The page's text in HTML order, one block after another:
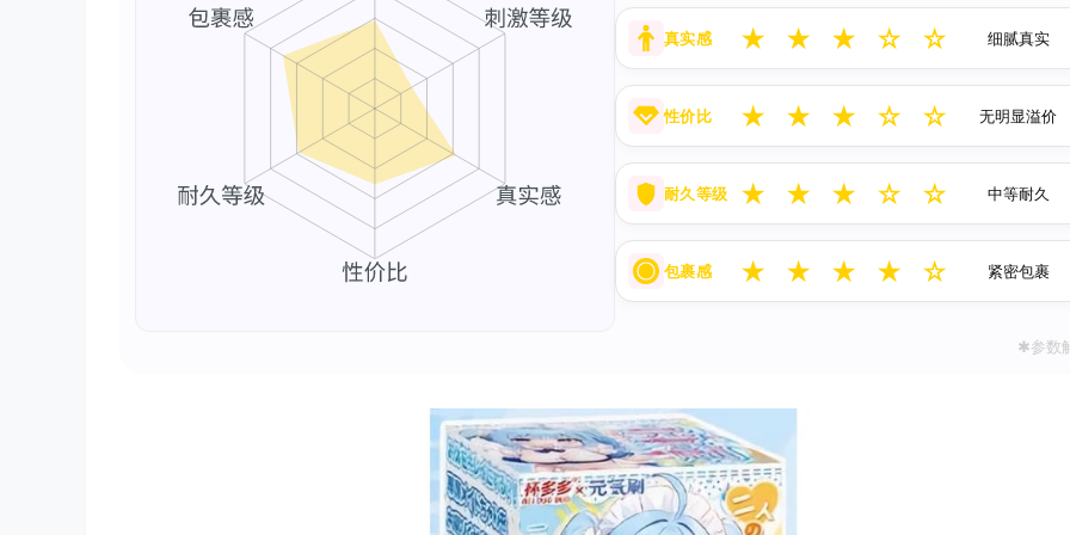
真实感 ★ ★ ★ ☆ ☆ 细腻真实
性价比 ★ ★ ★ ☆ ☆ 无明显溢价
耐久等级 ★ ★ ★ ☆ ☆ 中等耐久
包裹感 ★ ★ ★ ★ ☆ 紧密包裹
✱参数